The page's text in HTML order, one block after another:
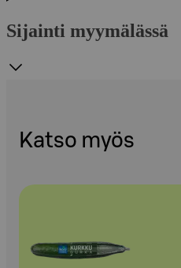
Sijainti myymälässä
Katso myös